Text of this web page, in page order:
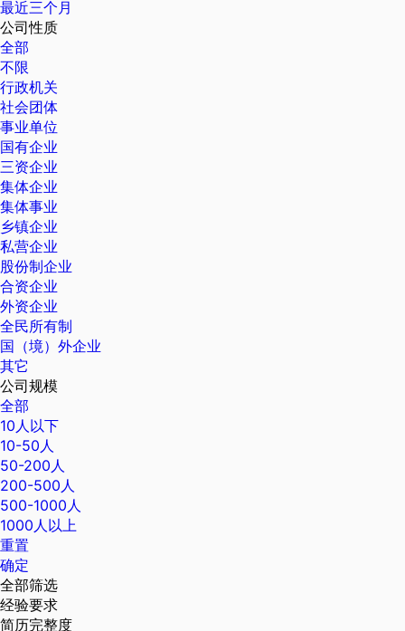
最近三个月
公司性质
全部
不限
行政机关
社会团体
事业单位
国有企业
三资企业
集体企业
集体事业
乡镇企业
私营企业
股份制企业
合资企业
外资企业
全民所有制
国（境）外企业
其它
公司规模
全部
10人以下
10-50人
50-200人
200-500人
500-1000人
1000人以上
重置
确定
全部筛选
经验要求
简历完整度